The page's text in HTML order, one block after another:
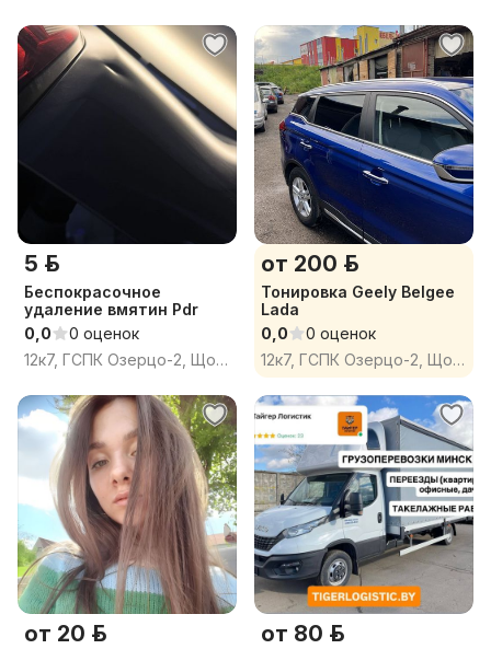
5 р.
Беспокрасочное
удаление вмятин Pdr
0,0
0 оценок
12к7, ГСПК Озерцо-2, Щомыслицкий сельсовет, Минский район, Минская область
от 200 р.
Тонировка Geely Belgee
Lada
0,0
0 оценок
12к7, ГСПК Озерцо-2, Щомыслицкий сельсовет, Минский район, Минская область
от 20 р. от 80 р.